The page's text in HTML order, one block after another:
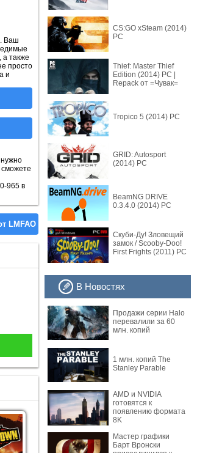
Ваш
а также
просто
и
сможете
965 в
CS:GO xSteam (2014)
PC
Thief: Master Thief
Edition (2014) PC |
Repack от =Чувак=
Tropico 5 (2014) PC
GRID: Autosport
(2014) PC
BeamNG DRIVE
0.3.4.0 (2014) PC
Скуби-Ду! Зловещий
замок / Scooby-Doo!
First Frights (2011) PC
В Новостях
Продажи серии Halo
перевалили за 60
млн. копий
1 млн. копий The
Stanley Parable
AMD и NVIDIA
готовятся к
появлению формата
8K
Мастер графики
Барт Вронски